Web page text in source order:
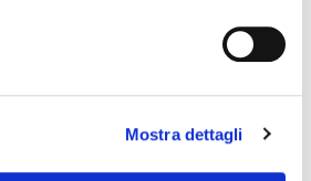
Mostra dettagli